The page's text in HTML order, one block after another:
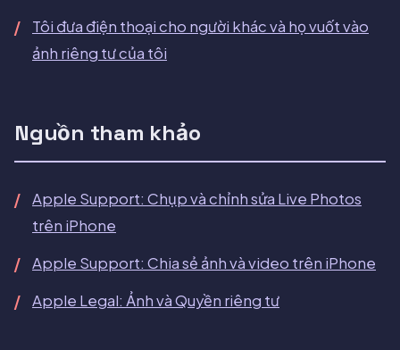
Tôi đưa điện thoại cho người khác và họ vuốt vào
ảnh riêng tư của tôi
Nguồn tham khảo
Apple Support: Chụp và chỉnh sửa Live Photos
trên iPhone
Apple Support: Chia sẻ ảnh và video trên iPhone
Apple Legal: Ảnh và Quyền riêng tư